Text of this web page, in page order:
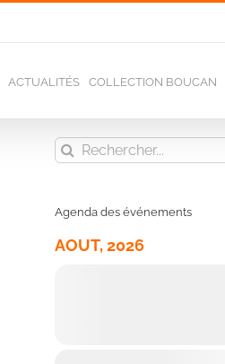
ACTUALITÉS COLLECTION BOUCAN
Rechercher:
Agenda des événements
AOUT, 2026